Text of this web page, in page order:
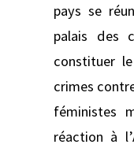
pays se
palais des
constituer
crimes
féministes
réaction à